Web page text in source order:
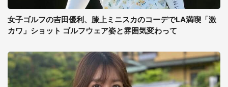
女子ゴルフの吉田優利、膝上ミニスカのコーデでLA満喫「激
カワ」ショット ゴルフウェア姿と雰囲気変わって